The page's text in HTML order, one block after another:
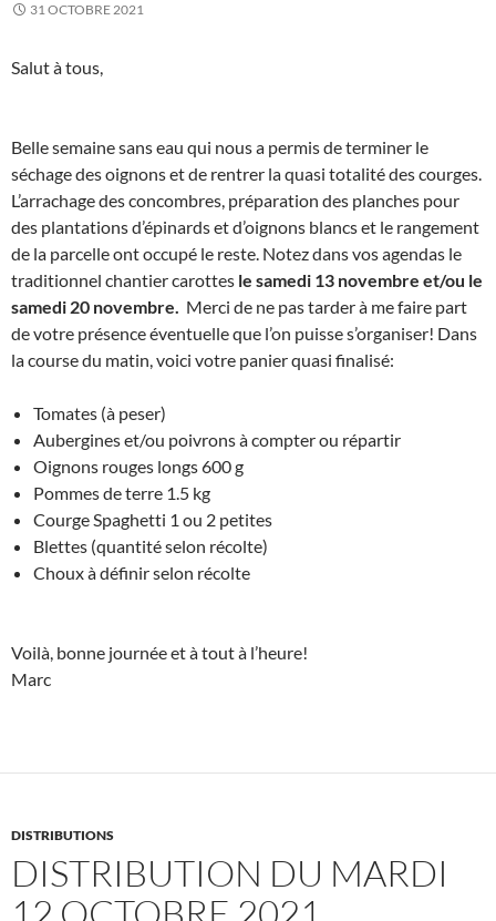
31 OCTOBRE 2021
Salut à tous,
Belle semaine sans eau qui nous a permis de terminer le
séchage des oignons et de rentrer la quasi totalité des courges.
L’arrachage des concombres, préparation des planches pour
des plantations d’épinards et d’oignons blancs et le rangement
de la parcelle ont occupé le reste. Notez dans vos agendas le
traditionnel chantier carottes le samedi 13 novembre et/ou le
samedi 20 novembre. Merci de ne pas tarder à me faire part
de votre présence éventuelle que l’on puisse s’organiser! Dans
la course du matin, voici votre panier quasi finalisé:
Tomates (à peser)
Aubergines et/ou poivrons à compter ou répartir
Oignons rouges longs 600 g
Pommes de terre 1.5 kg
Courge Spaghetti 1 ou 2 petites
Blettes (quantité selon récolte)
Choux à définir selon récolte
Voilà, bonne journée et à tout à l’heure!
Marc
DISTRIBUTIONS
DISTRIBUTION DU MARDI